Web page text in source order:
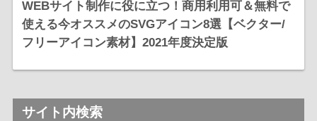
WEBサイト制作に役に立つ！商用利用可＆無料で
使える今オススメのSVGアイコン8選【ベクター/
フリーアイコン素材】2021年度決定版
サイト内検索